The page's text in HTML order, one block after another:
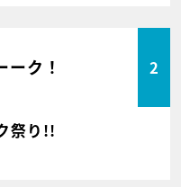
ーク！ 2
祭り!!